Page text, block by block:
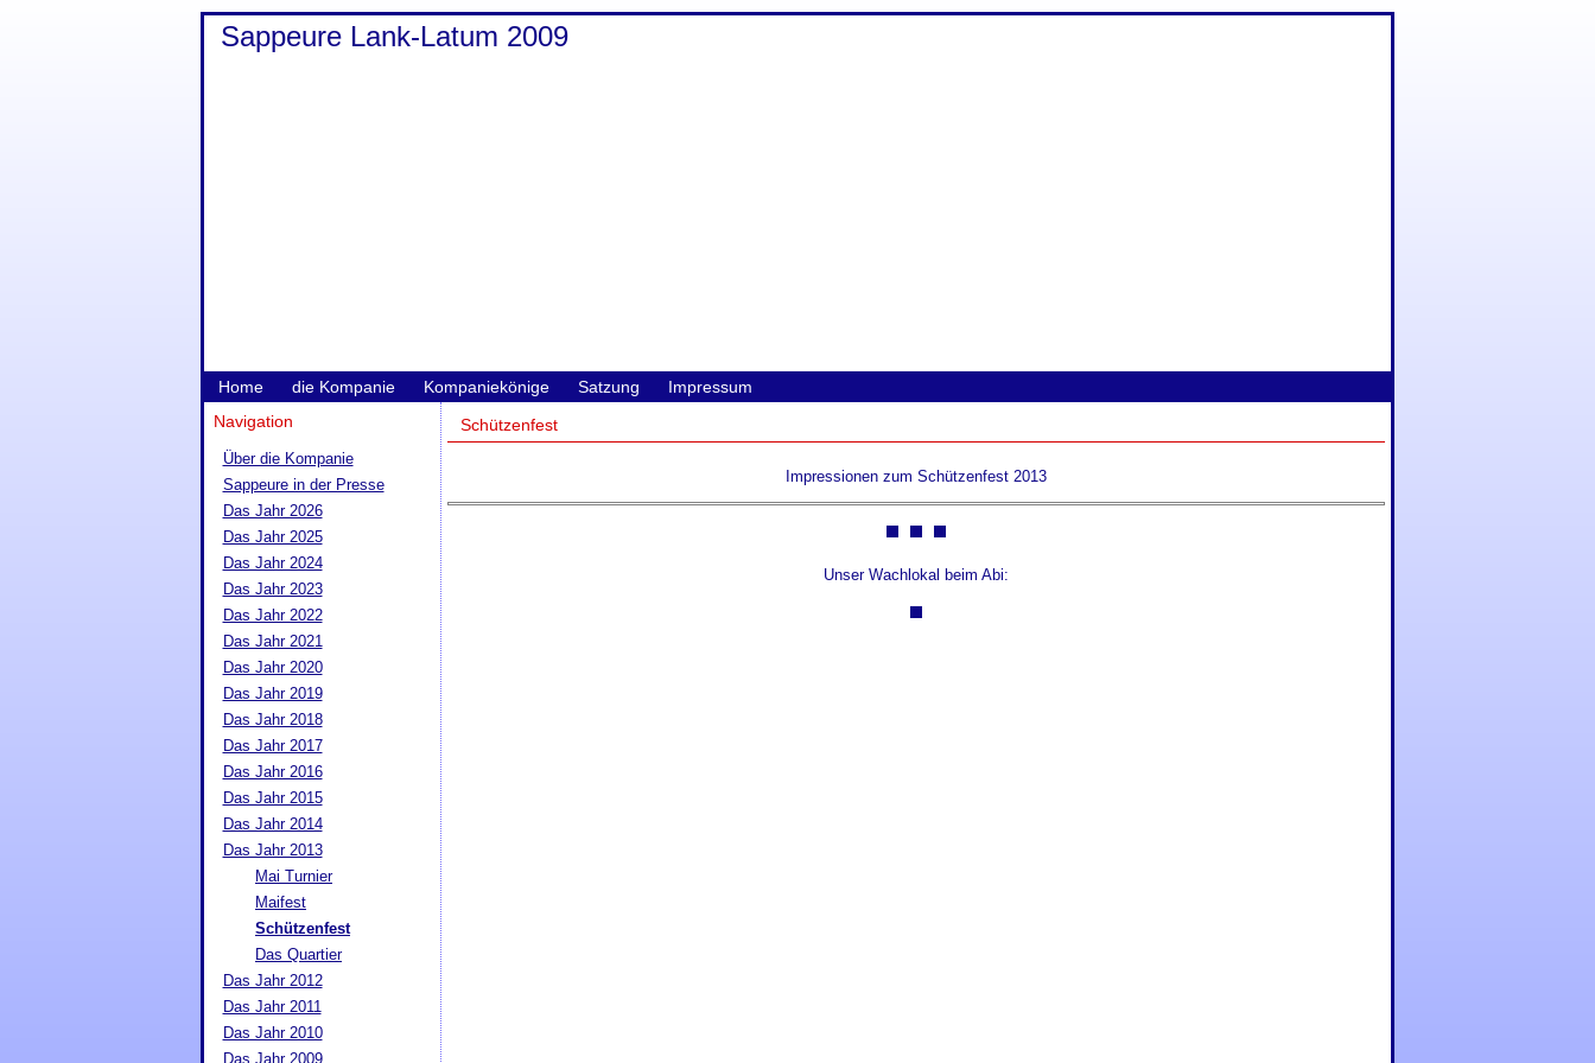
Sappeure Lank-Latum 2009
Home die Kompanie Kompaniekönige Satzung
Impressum
Navigation
Über die Kompanie
Sappeure in der Presse
Das Jahr 2026
Das Jahr 2025
Das Jahr 2024
Das Jahr 2023
Das Jahr 2022
Das Jahr 2021
Das Jahr 2020
Das Jahr 2019
Das Jahr 2018
Das Jahr 2017
Das Jahr 2016
Das Jahr 2015
Das Jahr 2014
Das Jahr 2013
Mai Turnier
Maifest
Schützenfest
Das Quartier
Das Jahr 2012
Das Jahr 2011
Das Jahr 2010
Das Jahr 2009
Schützenfest
Impressionen zum Schützenfest 2013
Unser Wachlokal beim Abi: